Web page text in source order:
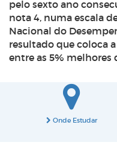
pelo sexto ano
nota 4, numa escala
Nacional do
resultado que coloca
entre as 5% melhores
Onde Estudar